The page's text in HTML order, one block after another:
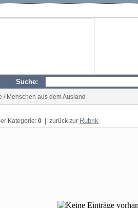
Suche:
Menschen aus dem Ausland
Kategorie: 0 | zurück zur Rubrik